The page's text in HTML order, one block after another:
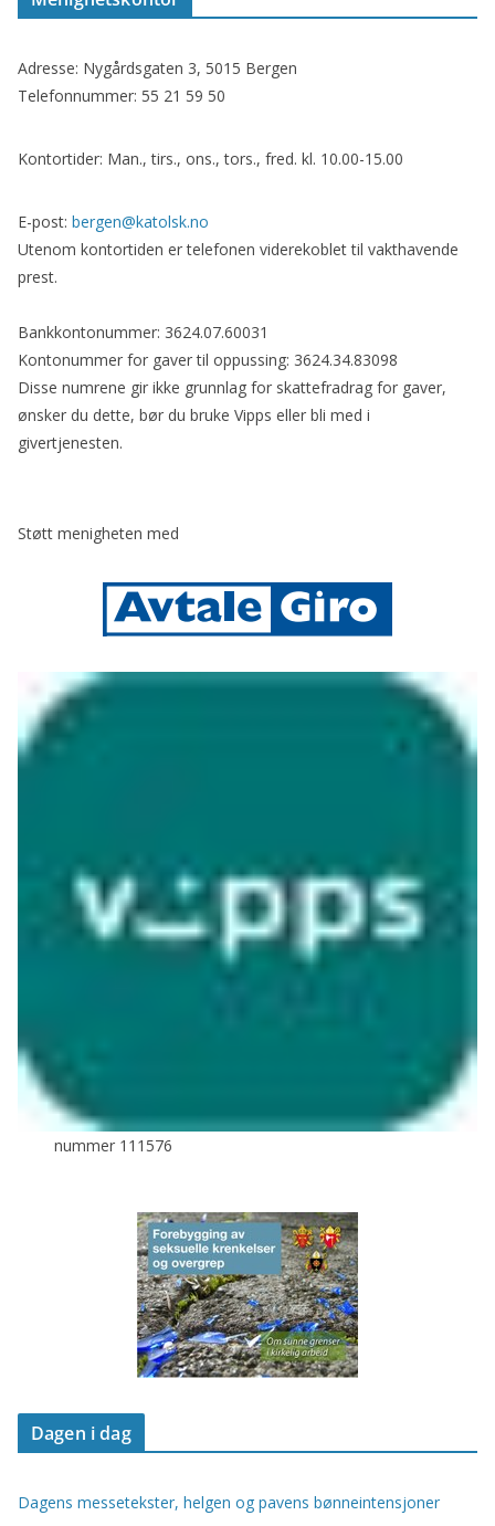
Adresse: Nygårdsgaten 3, 5015 Bergen
Telefonnummer: 55 21 59 50
Kontortider: Man., tirs., ons., tors., fred. kl. 10.00-15.00
E-post: bergen@katolsk.no
Utenom kontortiden er telefonen viderekoblet til vakthavende
prest.
Bankkontonummer: 3624.07.60031
Kontonummer for gaver til oppussing: 3624.34.83098
Disse numrene gir ikke grunnlag for skattefradrag for gaver,
ønsker du dette, bør du bruke Vipps eller bli med i
givertjenesten.
Støtt menigheten med
nummer 111576
Dagen i dag
Dagens messetekster, helgen og pavens bønneintensjoner